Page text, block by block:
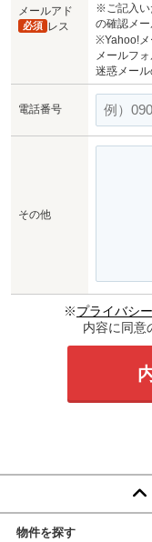
メールアド
レス
必須
※ご記入い
の確認メー
※Yahoo!メ
メールフ
迷惑メール
電話番号
その他
※プライバシ
内容に同意
物件を探す